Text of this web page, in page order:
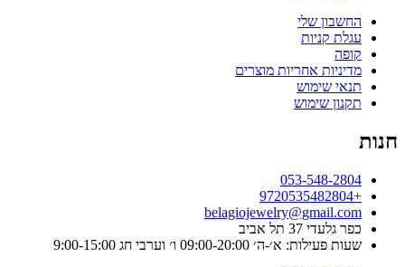
החשבון שלי
עגלת קניות
קופה
מדיניות אחריות מוצרים
תנאי שימוש
תקנון שימוש
חנות
053-548-2804
+9720535482804
belagiojewelry@gmail.com
כפר גלעדי 37 תל אביב
שעות פעילות: א׳-ה׳ 09:00-20:00 ו׳ וערבי חג 9:00-15:00